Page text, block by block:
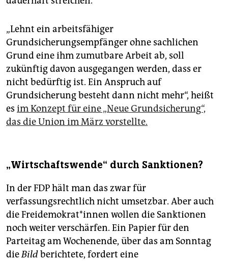
„Lehnt ein arbeitsfähiger
Grundsicherungsempfänger ohne sachlichen
Grund eine ihm zumutbare Arbeit ab, soll
zukünftig davon ausgegangen werden, dass er
nicht bedürftig ist. Ein Anspruch auf
Grundsicherung besteht dann nicht mehr“, heißt
es im Konzept für eine „Neue Grundsicherung“,
das die Union im März vorstellte.
„Wirtschaftswende“ durch Sanktionen?
In der FDP hält man das zwar für
verfassungsrechtlich nicht umsetzbar. Aber auch
die Frei­de­mo­kra­t*in­nen wollen die Sanktionen
noch weiter verschärfen. Ein Papier für den
Parteitag am Wochenende, über das am Sonntag
dieBildberichtete, fordert eine